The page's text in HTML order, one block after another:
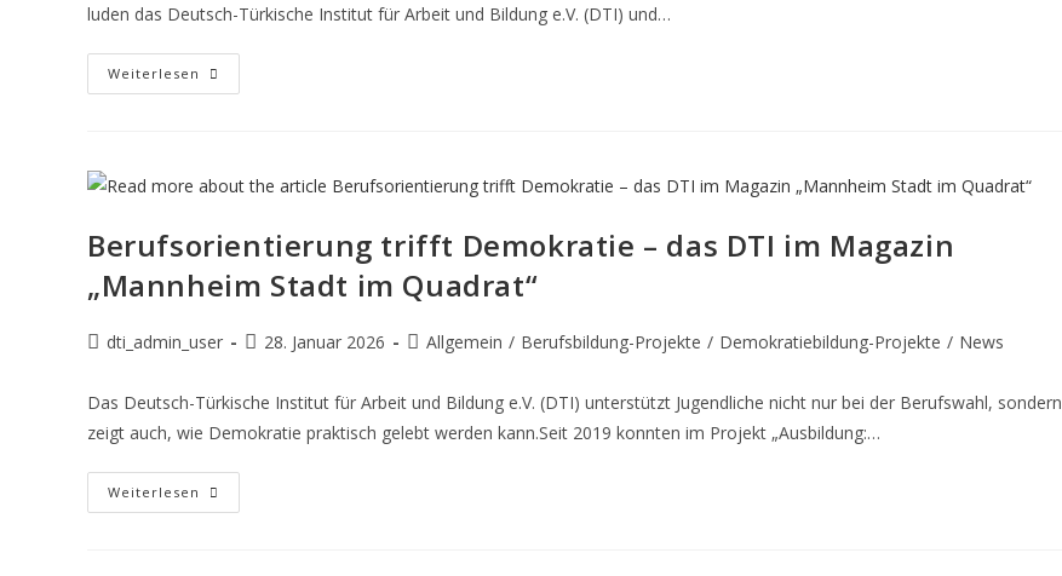
luden das Deutsch-Türkische Institut für Arbeit und Bildung e.V. (DTI) und…
Weiterlesen
Berufsorientierung trifft Demokratie – das DTI im Magazin
„Mannheim Stadt im Quadrat“
dti_admin_user 28. Januar 2026 Allgemein / Berufsbildung-Projekte / Demokratiebildung-Projekte / News
Das Deutsch-Türkische Institut für Arbeit und Bildung e.V. (DTI) unterstützt Jugendliche nicht nur bei der Berufswahl, sondern
zeigt auch, wie Demokratie praktisch gelebt werden kann.Seit 2019 konnten im Projekt „Ausbildung:…
Weiterlesen